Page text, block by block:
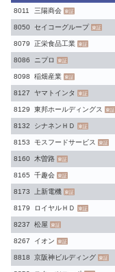
8011
三陽商会 東証
8050 セイコーグループ 東証
8079 正栄食品工業 東証
8086 ニプロ 東証
8098 稲畑産業 東証
8127 ヤマトインタ 東証
8129 東邦ホールディングス 東証
8132 シナネンＨＤ 東証
8153 モスフードサービス 東証
8160 木曽路 東証
8165 千趣会 東証
8173 上新電機 東証
8179 ロイヤルＨＤ 東証
8237 松屋 東証
8267 イオン 東証
8818 京阪神ビルディング 東証